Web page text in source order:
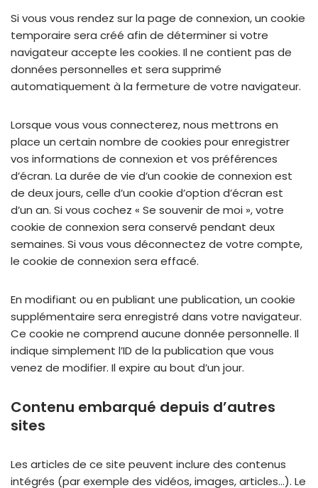
Si vous vous rendez sur la page de connexion, un cookie
temporaire sera créé afin de déterminer si votre
navigateur accepte les cookies. Il ne contient pas de
données personnelles et sera supprimé
automatiquement à la fermeture de votre navigateur.
Lorsque vous vous connecterez, nous mettrons en
place un certain nombre de cookies pour enregistrer
vos informations de connexion et vos préférences
d’écran. La durée de vie d’un cookie de connexion est
de deux jours, celle d’un cookie d’option d’écran est
d’un an. Si vous cochez « Se souvenir de moi », votre
cookie de connexion sera conservé pendant deux
semaines. Si vous vous déconnectez de votre compte,
le cookie de connexion sera effacé.
En modifiant ou en publiant une publication, un cookie
supplémentaire sera enregistré dans votre navigateur.
Ce cookie ne comprend aucune donnée personnelle. Il
indique simplement l’ID de la publication que vous
venez de modifier. Il expire au bout d’un jour.
Contenu embarqué depuis d’autres
sites
Les articles de ce site peuvent inclure des contenus
intégrés (par exemple des vidéos, images, articles…). Le